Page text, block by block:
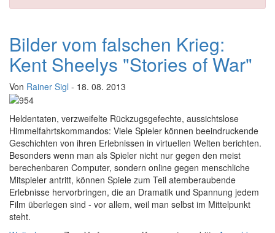
Bilder vom falschen Krieg:
Kent Sheelys "Stories of War"
Von Rainer Sigl - 18. 08. 2013
Heldentaten, verzweifelte Rückzugsgefechte, aussichtslose
Himmelfahrtskommandos: Viele Spieler können beeindruckende
Geschichten von ihren Erlebnissen in virtuellen Welten berichten.
Besonders wenn man als Spieler nicht nur gegen den meist
berechenbaren Computer, sondern online gegen menschliche
Mitspieler antritt, können Spiele zum Teil atemberaubende
Erlebnisse hervorbringen, die an Dramatik und Spannung jedem
Film überlegen sind - vor allem, weil man selbst im Mittelpunkt
steht.